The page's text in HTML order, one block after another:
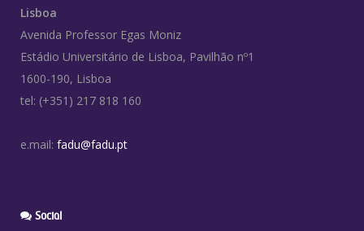
Lisboa
Avenida Professor Egas Moniz
Estádio Universitário de Lisboa, Pavilhão nº1
1600-190, Lisboa
tel: (+351) 217 818 160
e.mail: fadu@fadu.pt
Social